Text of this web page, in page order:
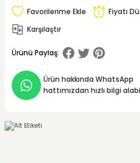
Fiyatı
Karşılaştır
Ürünü Paylaş:
Ürün hakkında WhatsApp
hattımızdan hızlı bilgi